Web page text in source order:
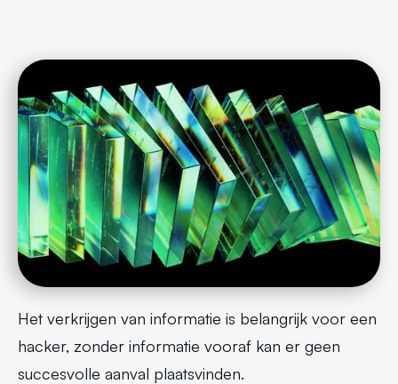
Het verkrijgen van informatie is belangrijk voor een
hacker, zonder informatie vooraf kan er geen
succesvolle aanval plaatsvinden.